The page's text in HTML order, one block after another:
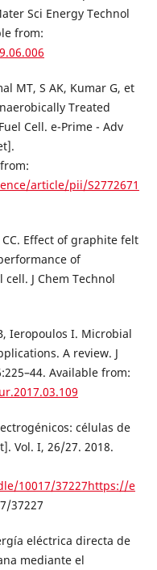
Sci Energy Technol
from:
MT, S AK, Kumar G, et
Treated
Cell. e-Prime - Adv
article/pii/S2772671
CC. Effect of graphite felt
of
J Chem Technol
Ieropoulos I. Microbial
A review. J
Available from:
células de
Vol. I, 26/27. 2018.
10017/37227https://e
37227
eléctrica directa de
mediante el